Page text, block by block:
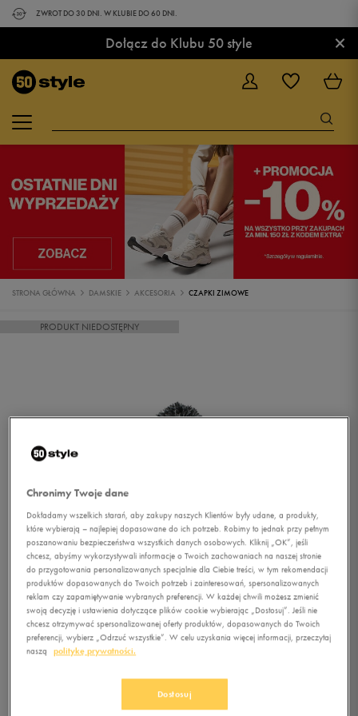
ZWROT DO 30 DNI. W KLUBIE DO 60 DNI.
Dołącz do Klubu 50 style ×
STRONA GŁÓWNA DAMSKIE AKCESORIA CZAPKI ZIMOWE
PRODUKT NIEDOSTĘPNY
O'NEILL CZAPKA ZIMOWA
Chronimy Twoje dane
Dokładamy wszelkich starań, aby zakupy naszych Klientów były udane, a produkty,
które wybierają – najlepiej dopasowane do ich potrzeb. Robimy to jednak przy pełnym
poszanowaniu bezpieczeństwa wszystkich danych osobowych. Kliknij „OK”, jeśli
chcesz, abyśmy wykorzystywali informacje o Twoich zachowaniach na naszej stronie
do przygotowania personalizowanych specjalnie dla Ciebie treści, w tym rekomendacji
produktów dopasowanych do Twoich potrzeb i zainteresowań, spersonalizowanych
reklam czy zapamiętywanie wybranych preferencji. W każdej chwili możesz zmienić
swoją decyzję i ustawienia dotyczące plików cookie wybierając „Dostosuj”. Jeśli nie
chcesz otrzymywać spersonalizowanej oferty produktów, dopasowanych do Twoich
preferencji, wybierz „Odrzuć wszystkie”. W celu uzyskania więcej informacji, przeczytaj
naszą
politykę prywatności.
Dostosuj